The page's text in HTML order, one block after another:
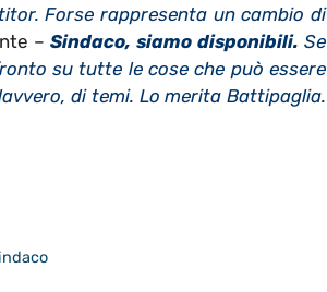
Forse rappresenta un cambio di
–Sindaco, siamo disponibili. Se
su tutte le cose che può essere
di temi. Lo merita Battipaglia.